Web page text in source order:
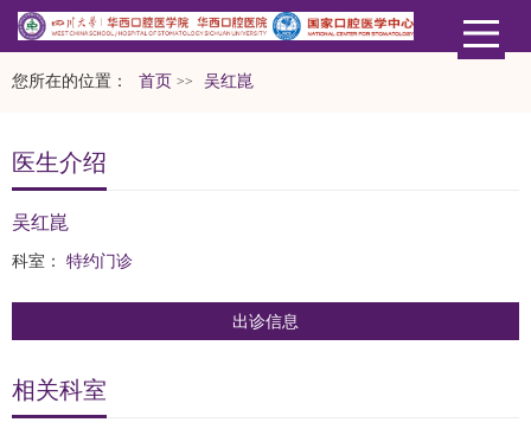
您所在的位置： 首页 >> 吴红崑
医生介绍
吴红崑
科室： 特约门诊
出诊信息
相关科室